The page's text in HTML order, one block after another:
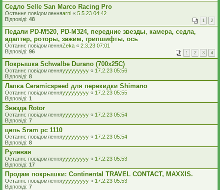
Седло Selle San Marco Racing Pro
Останнє повідомленняarni « 5.5.23 04:42
Відповіді: 48 1 2
Педали PD-M520, PD-M324, передние звезды, камера, седла,
адаптер, роторы, зажим, грипшифты, ось
Останнє повідомленняZeka « 2.3.23 07:01
Відповіді: 96 1 2 3 4
Покрышка Schwalbe Durano (700x25C)
Останнє повідомленняyyyyyyyyy « 17.2.23 05:56
Відповіді: 8
Лапка Ceramicspeed для перекидки Shimano
Останнє повідомленняyyyyyyyyy « 17.2.23 05:55
Відповіді: 1
Звезда Rotor
Останнє повідомленняyyyyyyyyy « 17.2.23 05:54
Відповіді: 7
цепь Sram pc 1110
Останнє повідомленняyyyyyyyyy « 17.2.23 05:54
Відповіді: 8
Рулевая
Останнє повідомленняyyyyyyyyy « 17.2.23 05:53
Відповіді: 17
Продам покрышки: Continental TRAVEL CONTACT, MAXXIS.
Останнє повідомленняyyyyyyyyy « 17.2.23 05:53
Відповіді: 7